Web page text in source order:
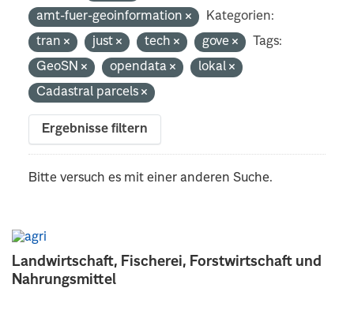
Landwirtschaft, Fischerei, Forstwirtschaft und
Nahrungsmittel
amt-fuer-geoinformation
Kategorien:
tran
just tech gove
Tags:
GeoSN
opendata
lokal
Cadastral parcels
Ergebnisse filtern
Bitte versuch es mit einer anderen Suche.